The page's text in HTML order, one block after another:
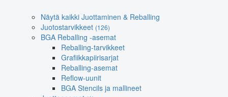
Näytä kaikki Juottaminen & Reballing
Juotostarvikkeet (126)
BGA Reballing -asemat
Reballing-tarvikkeet
Grafiikkapiirisarjat
Reballing-asemat
Reflow-uunit
BGA Stencils ja mallineet